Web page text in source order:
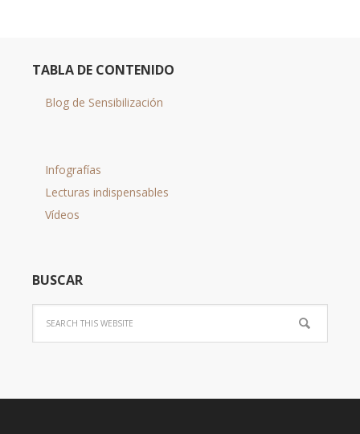
TABLA DE CONTENIDO
Blog de Sensibilización
Infografías
Lecturas indispensables
Vídeos
BUSCAR